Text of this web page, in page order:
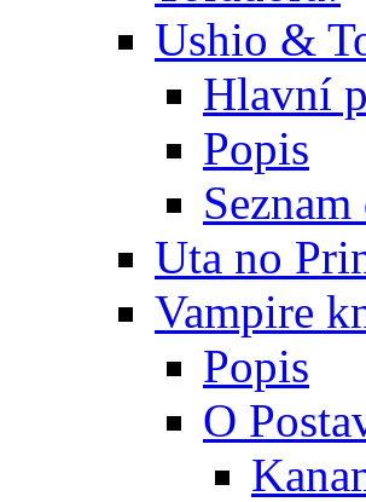
Ushio &
Hlavní
Popis
Uta no
Vampire
Popis
O